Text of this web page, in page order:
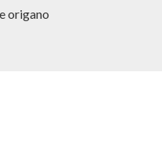
origano